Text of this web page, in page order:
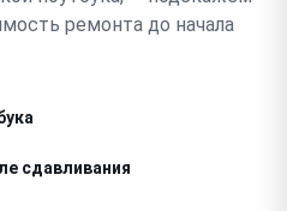
ремонта до начала
сдавливания